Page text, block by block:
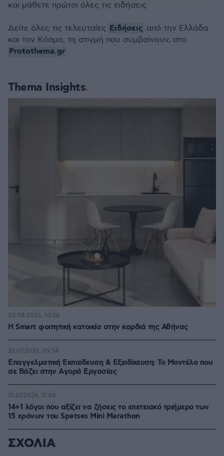
Thema Insights
Η Smart φοιτητική κατοικία στην καρδιά της Αθήνας
03.08.2026, 10:56
Επαγγελματική Εκπαίδευση & Εξειδίκευση: Το Mοντέλο που
σε Bάζει στην Aγορά Eργασίας
26.07.2026, 09:54
14+1 λόγοι που αξίζει να ζήσεις το επετειακό τριήμερο των
15 χρόνων του Spetses Mini Marathon
31.07.2026, 11:04
και μάθετε πρώτοι όλες τις ειδήσεις
Δείτε όλες τις τελευταίες Ειδήσεις από την Ελλάδα
και τον Κόσμο, τη στιγμή που συμβαίνουν, στο
Protothema.gr
ΣΧΟΛΙΑ